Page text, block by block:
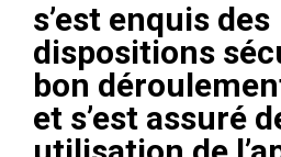
s’est enquis des
dispositions
bon
et s’est assuré